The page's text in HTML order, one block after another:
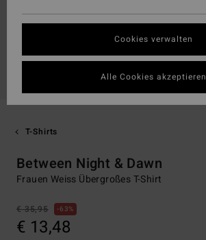
T-Shirts
Between Night & Dawn
Frauen Weiss Übergroßes T-Shirt
€ 35,95 63%
€ 13,48
Cookies verwalten
Alle Cookies akzeptieren